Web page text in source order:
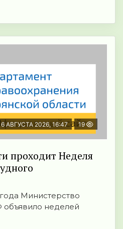
6 АВГУСТА 2026, 16:47 19
проходит Неделя
Министерство
неделей